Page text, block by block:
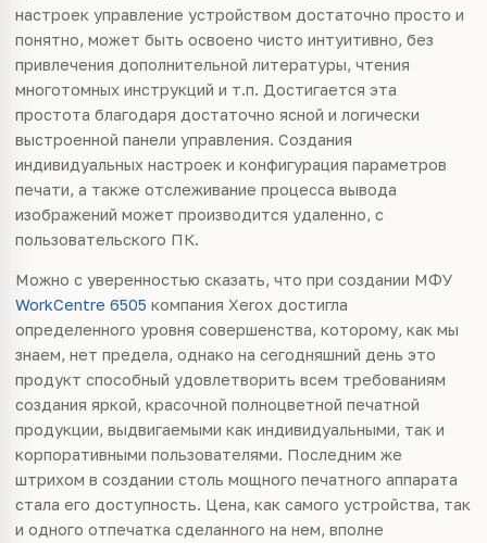
настроек управление устройством достаточно просто и
понятно, может быть освоено чисто интуитивно, без
привлечения дополнительной литературы, чтения
многотомных инструкций и т.п. Достигается эта
простота благодаря достаточно ясной и логически
выстроенной панели управления. Создания
индивидуальных настроек и конфигурация параметров
печати, а также отслеживание процесса вывода
изображений может производится удаленно, с
пользовательского ПК.
Можно с уверенностью сказать, что при создании МФУ
WorkCentre 6505 компания Xerox достигла
определенного уровня совершенства, которому, как мы
знаем, нет предела, однако на сегодняшний день это
продукт способный удовлетворить всем требованиям
создания яркой, красочной полноцветной печатной
продукции, выдвигаемыми как индивидуальными, так и
корпоративными пользователями. Последним же
штрихом в создании столь мощного печатного аппарата
стала его доступность. Цена, как самого устройства, так
и одного отпечатка сделанного на нем, вполне